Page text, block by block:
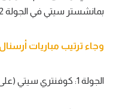
فيديو في الجول
بمانشستر سيتي في الجولة 12.
وجاء ترتيب مباريات
الجولة 1: كوفنتري سيتي (على ملعبه الإمارات)